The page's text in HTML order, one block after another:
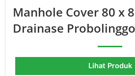
Manhole Cover 80 x
Drainase Probolinggo
Lihat Produk